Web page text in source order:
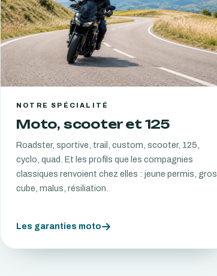
NOTRE SPÉCIALITÉ
Moto, scooter et 125
Roadster, sportive, trail, custom, scooter, 125,
cyclo, quad. Et les profils que les compagnies
classiques renvoient chez elles : jeune permis, gros
cube, malus, résiliation.
Les garanties moto